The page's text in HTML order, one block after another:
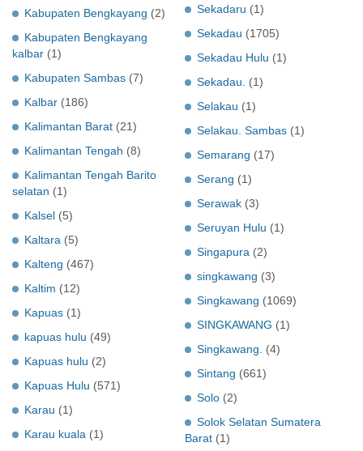
Kabupaten Bengkayang (2)
Kabupaten Bengkayang
kalbar (1)
Kabupaten Sambas (7)
Kalbar (186)
Kalimantan Barat (21)
Kalimantan Tengah (8)
Kalimantan Tengah Barito
selatan (1)
Kalsel (5)
Kaltara (5)
Kalteng (467)
Kaltim (12)
Kapuas (1)
kapuas hulu (49)
Kapuas hulu (2)
Kapuas Hulu (571)
Karau (1)
Karau kuala (1)
Sekadaru (1)
Sekadau (1705)
Sekadau Hulu (1)
Sekadau.
(1)
Selakau (1)
Selakau. Sambas (1)
Semarang (17)
Serang (1)
Serawak (3)
Seruyan Hulu (1)
Singapura (2)
singkawang (3)
Singkawang (1069)
SINGKAWANG (1)
Singkawang.
(4)
Sintang (661)
Solo (2)
Solok Selatan Sumatera
Barat (1)